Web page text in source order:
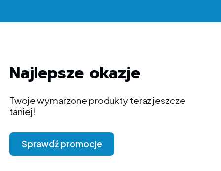
Najlepsze okazje
Twoje wymarzone produkty teraz jeszcze
taniej!
Sprawdź promocje